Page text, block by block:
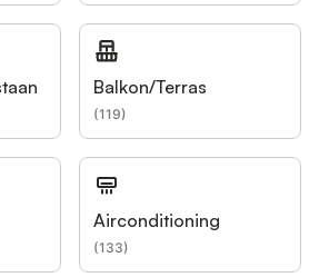
Balkon/Terras
(119)
Airconditioning
(133)